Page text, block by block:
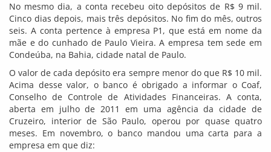
No mesmo dia, a conta recebeu oito depósitos de R$ 9 mil.
Cinco dias depois, mais três depósitos. No fim do mês, outros
seis. A conta pertence à empresa P1, que está em nome da
mãe e do cunhado de Paulo Vieira. A empresa tem sede em
Condeúba, na Bahia, cidade natal de Paulo.
O valor de cada depósito era sempre menor do que R$ 10 mil.
Acima desse valor, o banco é obrigado a informar o Coaf,
Conselho de Controle de Atividades Financeiras. A conta,
aberta em julho de 2011 em uma agência da cidade de
Cruzeiro, interior de São Paulo, operou por quase quatro
meses. Em novembro, o banco mandou uma carta para a
empresa em que diz: